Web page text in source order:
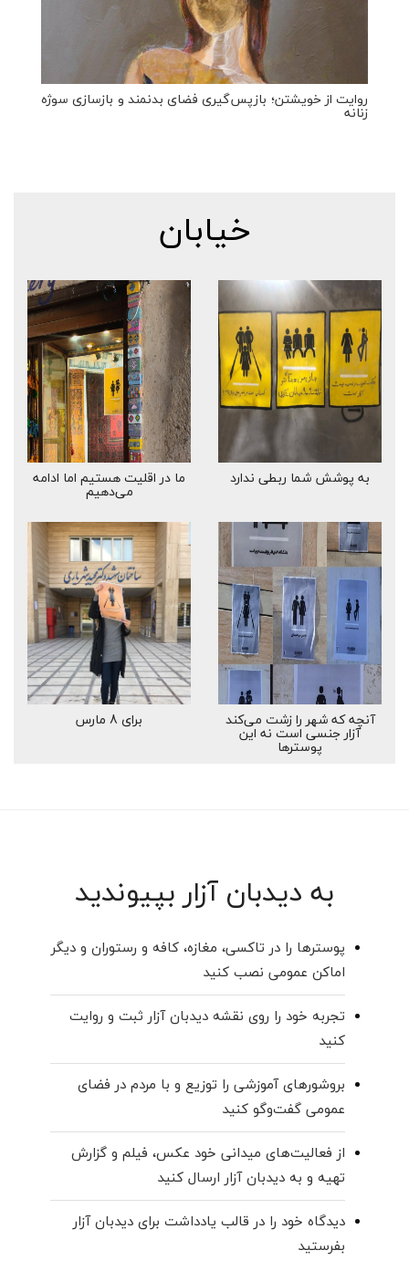
روایت از خویشتن؛ بازپس‌گیری فضای بدنمند و بازسازی سوژه
زنانه
خیابان
به پوشش شما ربطی ندارد ما در اقلیت هستیم اما ادامه
می‌دهیم
آنچه که شهر را زشت می‌کند
آزار جنسی است نه این
پوسترها
برای 8 مارس
به دیدبان آزار بپیوندید
پوسترها را در تاکسی‌، مغازه‌، کافه و رستوران و دیگر
اماکن عمومی نصب کنید
تجربه خود را روی نقشه دیدبان آزار ثبت و روایت
کنید
بروشورهای آموزشی را توزیع و با مردم در فضای
عمومی گفت‌وگو کنید
از فعالیت‌های میدانی خود عکس، فیلم و گزارش
تهیه و به دیدبان آزار ارسال کنید
دیدگاه خود را در قالب یادداشت برای دیدبان آزار
بفرستید